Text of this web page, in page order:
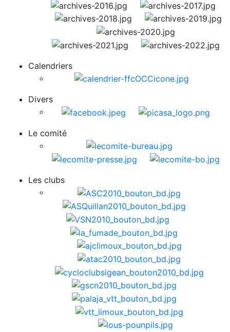
Calendriers
Divers
Le comité
Les clubs